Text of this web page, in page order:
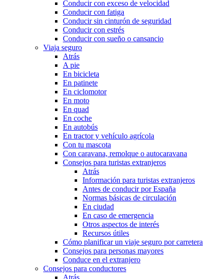
Conducir con exceso de velocidad
Conducir con fatiga
Conducir sin cinturón de seguridad
Conducir con estrés
Conducir con sueño o cansancio
Viaja seguro
Atrás
A pie
En bicicleta
En patinete
En ciclomotor
En moto
En quad
En coche
En autobús
En tractor y vehículo agrícola
Con tu mascota
Con caravana, remolque o autocaravana
Consejos para turistas extranjeros
Atrás
Información para turistas extranjeros
Antes de conducir por España
Normas básicas de circulación
En ciudad
En caso de emergencia
Otros aspectos de interés
Recursos útiles
Cómo planificar un viaje seguro por carretera
Consejos para personas mayores
Conduce en el extranjero
Consejos para conductores